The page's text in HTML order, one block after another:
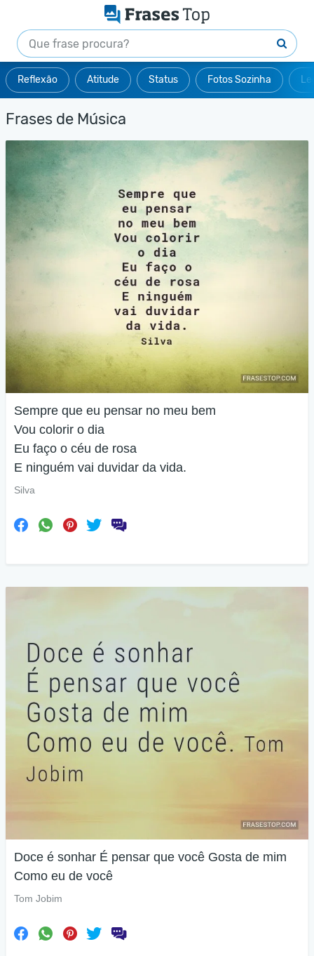
Reflexão Atitude Status Fotos Sozinha
Frases de Música
Sempre que eu pensar no meu bem
Vou colorir o dia
Eu faço o céu de rosa
E ninguém vai duvidar da vida.
Silva
Doce é sonhar É pensar que você Gosta de mim
Como eu de você
Tom Jobim